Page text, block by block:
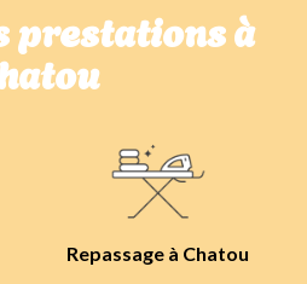
prestations à
Repassage à Chatou